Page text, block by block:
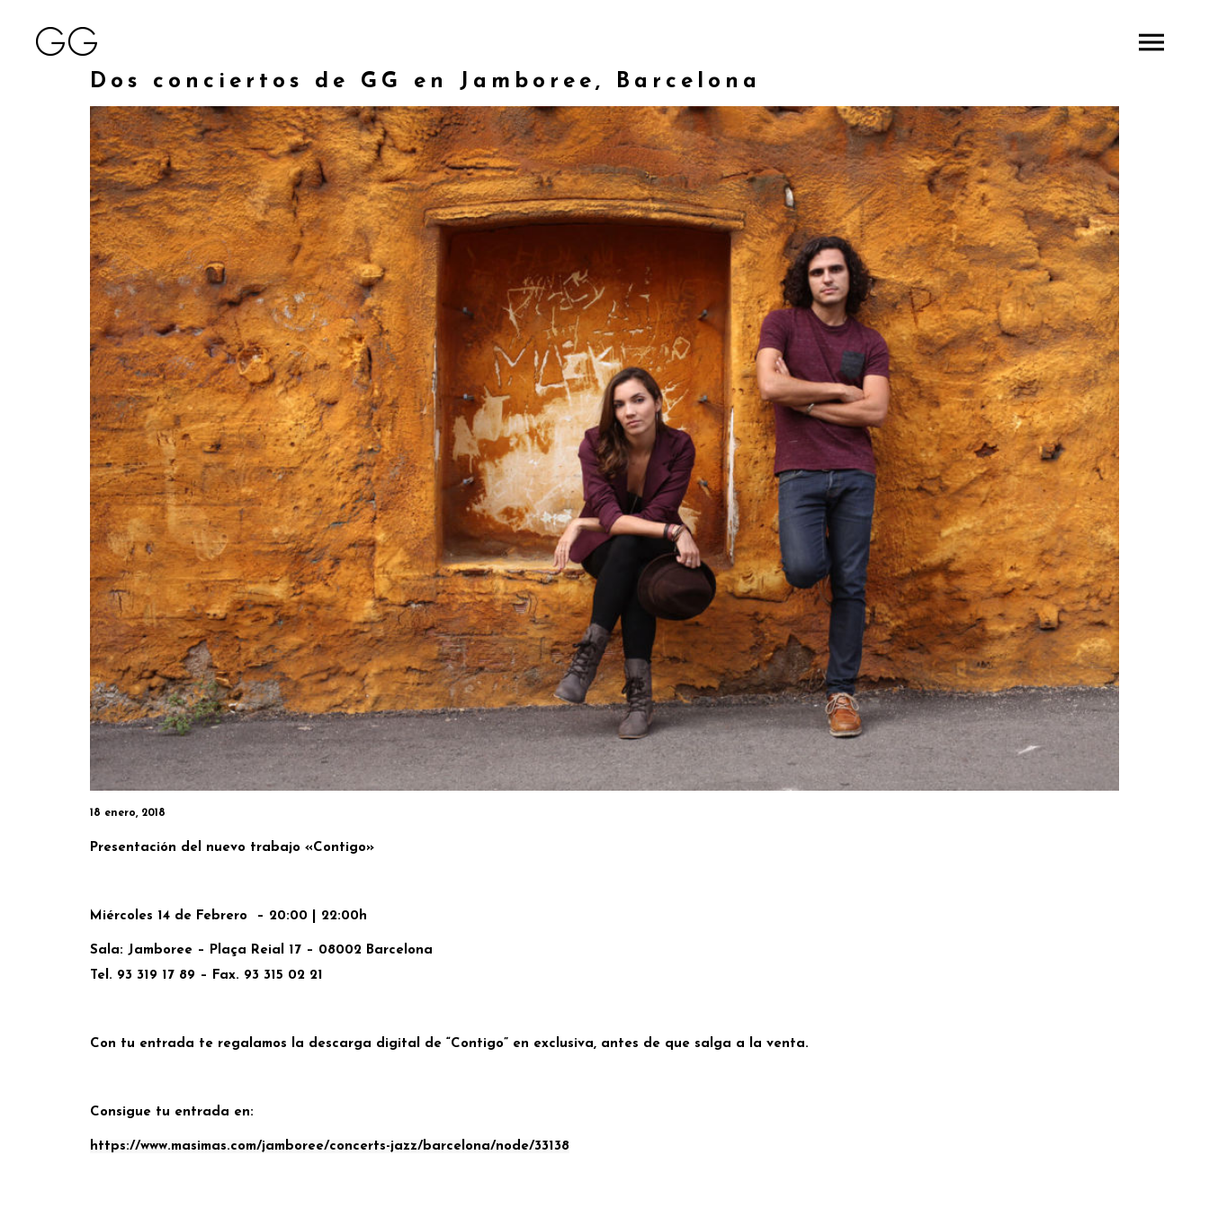
Dos conciertos de GG en Jamboree, Barcelona
18 enero, 2018
Presentación del nuevo trabajo «Contigo»
Miércoles 14 de Febrero – 20:00 | 22:00h
Sala: Jamboree – Plaça Reial 17 – 08002 Barcelona
Tel. 93 319 17 89 – Fax. 93 315 02 21
Con tu entrada te regalamos la descarga digital de “Contigo” en exclusiva, antes de que salga a la venta.
Consigue tu entrada en:
https://www.masimas.com/jamboree/concerts-jazz/barcelona/node/33138